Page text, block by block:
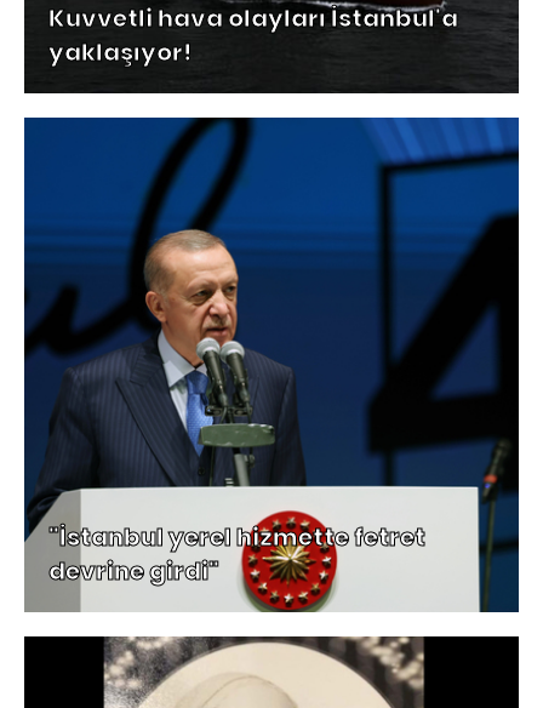
Kuvvetli hava olayları İstanbul'a
yaklaşıyor!
"İstanbul yerel hizmette fetret
devrine girdi"